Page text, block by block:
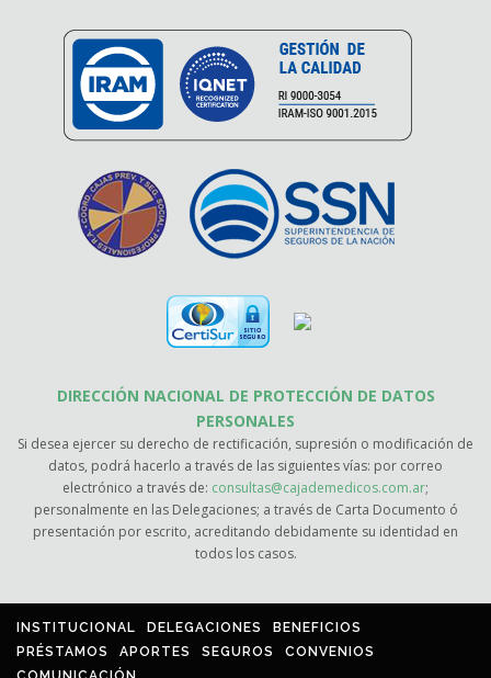
DIRECCIÓN NACIONAL DE PROTECCIÓN DE DATOS
PERSONALES
Si desea ejercer su derecho de rectificación, supresión o modificación de
datos, podrá hacerlo a través de las siguientes vías: por correo
electrónico a través de: consultas@cajademedicos.com.ar;
personalmente en las Delegaciones; a través de Carta Documento ó
presentación por escrito, acreditando debidamente su identidad en
todos los casos.
INSTITUCIONAL DELEGACIONES
BENEFICIOS
PRÉSTAMOS
APORTES SEGUROS
CONVENIOS